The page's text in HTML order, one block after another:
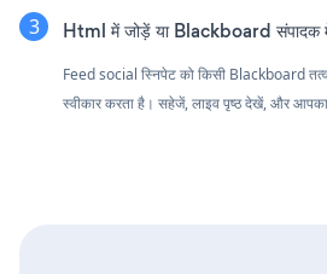
Html में जोड़ें या Blackboard संपादक
Feed social स्निपेट को किसी Blackboard
स्वीकार करता है। सहेजें, लाइव पृष्ठ देखें, और